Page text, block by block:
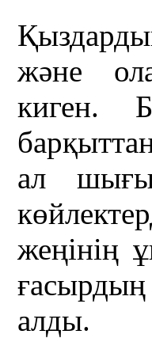
және
киген.
ал
жеңінің
алды.